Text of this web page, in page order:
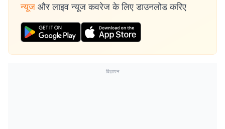
न्यूज और लाइव न्यूज कवरेज के लिए डाउनलोड करिए
विज्ञापन